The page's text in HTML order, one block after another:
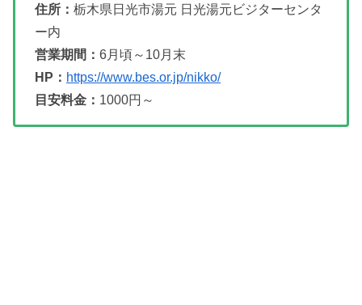
住所： 栃木県日光市湯元 日光湯元ビジターセンタ
ー内
営業期間： 6月頃～10月末
HP： https://www.bes.or.jp/nikko/
目安料金： 1000円～